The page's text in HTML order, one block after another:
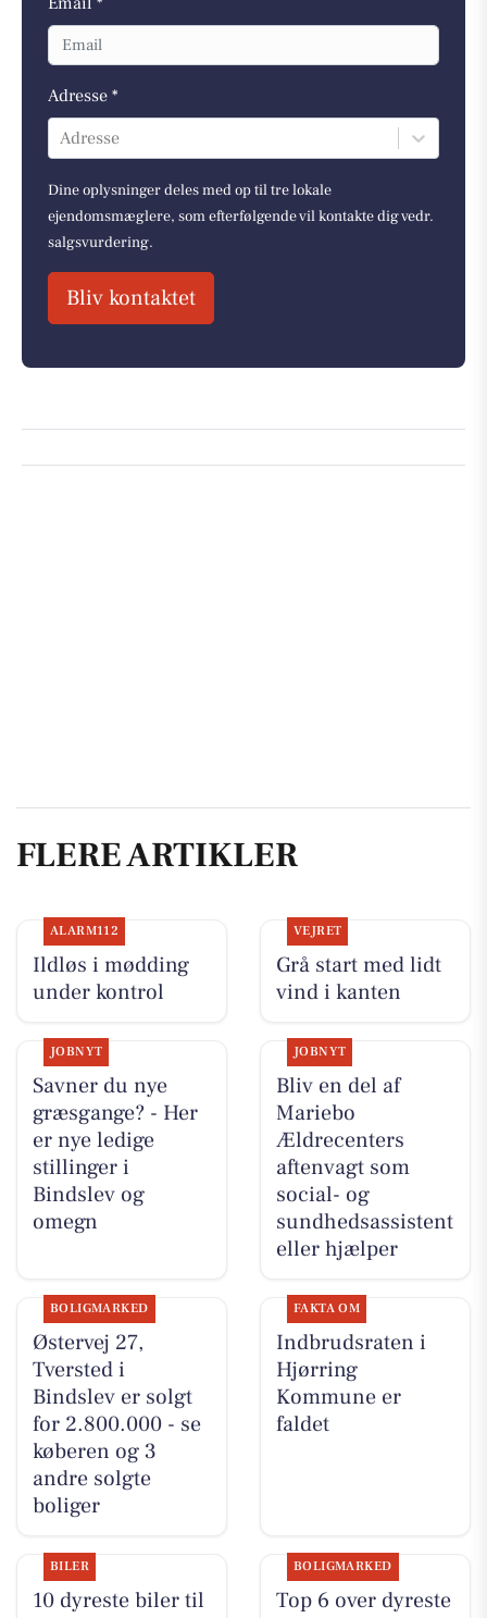
Adresse *
Adresse
Dine oplysninger deles med op til tre lokale
ejendomsmæglere, som efterfølgende vil kontakte dig vedr.
salgsvurdering.
Bliv kontaktet
FLERE ARTIKLER
ALARM112
Ildløs i mødding
under kontrol
VEJRET
Grå start med lidt
vind i kanten
JOBNYT
Savner du nye
græsgange? - Her
er nye ledige
stillinger i
Bindslev og
omegn
JOBNYT
Bliv en del af
Mariebo
Ældrecenters
aftenvagt som
social- og
sundhedsassistent
eller hjælper
BOLIGMARKED
Østervej 27,
Tversted i
Bindslev er solgt
for 2.800.000 - se
køberen og 3
andre solgte
boliger
FAKTA OM
Indbrudsraten i
Hjørring
Kommune er
faldet
BILER
10 dyreste biler til
BOLIGMARKED
Top 6 over dyreste